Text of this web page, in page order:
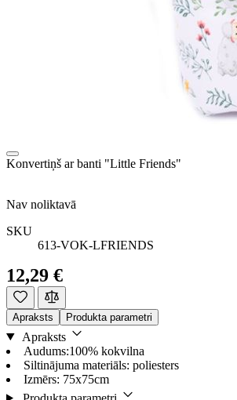
Konvertiņš ar banti "Little Friends"
Nav noliktavā
SKU
613-VOK-LFRIENDS
12,29 €
Apraksts Produkta parametri
Apraksts
Audums:100% kokvilna
Siltinājuma materiāls: poliesters
Izmērs: 75x75cm